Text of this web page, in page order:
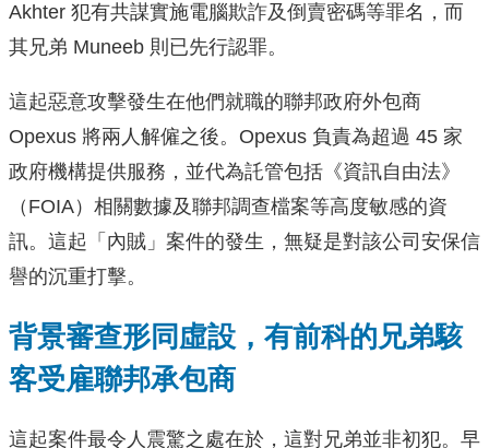
Akhter 犯有共謀實施電腦欺詐及倒賣密碼等罪名，而
其兄弟 Muneeb 則已先行認罪。
這起惡意攻擊發生在他們就職的聯邦政府外包商
Opexus 將兩人解僱之後。Opexus 負責為超過 45 家
政府機構提供服務，並代為託管包括《資訊自由法》
（FOIA）相關數據及聯邦調查檔案等高度敏感的資
訊。這起「內賊」案件的發生，無疑是對該公司安保信
譽的沉重打擊。
背景審查形同虛設，有前科的兄弟駭
客受雇聯邦承包商
這起案件最令人震驚之處在於，這對兄弟並非初犯。早